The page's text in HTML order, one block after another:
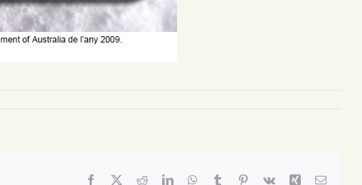
Facebook RedditLinkedInWhatsApp
Tumblr Pinterest
Vk Xing Email: